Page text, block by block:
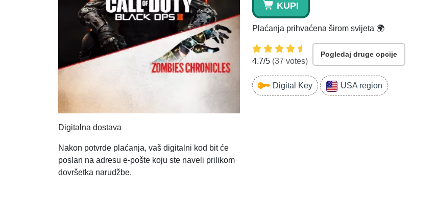
Digitalna dostava
Nakon potvrde plaćanja, vaš digitalni kod bit će
poslan na adresu e-pošte koju ste naveli prilikom
dovršetka narudžbe.
KUPI
Plaćanja prihvaćena širom svijeta 🌍
4.7/5 (37 votes)
Pogledaj druge opcije
Digital Key USA region